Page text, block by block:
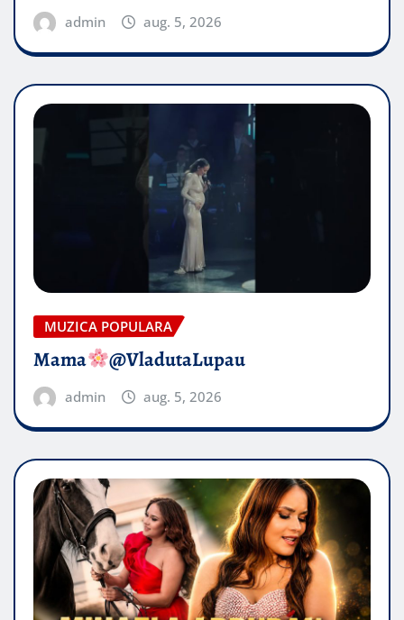
admin aug. 5, 2026
MUZICA POPULARA
Mama @VladutaLupau
admin aug. 5, 2026